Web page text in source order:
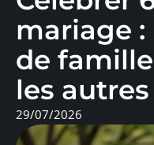
mariage
de
les autres
29/07/2026